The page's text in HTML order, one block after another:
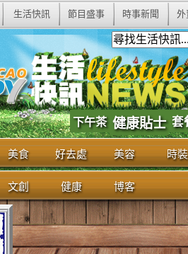
生活快訊 節目盛事 時事新聞 外
下午茶 健康貼士 套
美食 好去處 美容 時裝
文創 健康 博客